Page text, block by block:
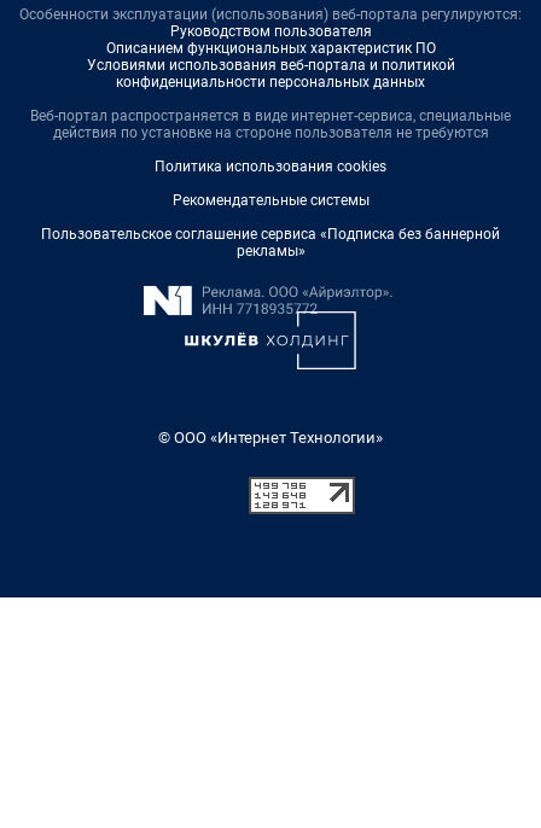
Особенности эксплуатации (использования) веб-портала регулируются:
Руководством пользователя
Описанием функциональных характеристик ПО
Условиями использования веб-портала и политикой
конфиденциальности персональных данных
Веб-портал распространяется в виде интернет-сервиса, специальные
действия по установке на стороне пользователя не требуются
Политика использования cookies
Рекомендательные системы
Пользовательское соглашение сервиса «Подписка без баннерной
рекламы»
© ООО «Интернет Технологии»